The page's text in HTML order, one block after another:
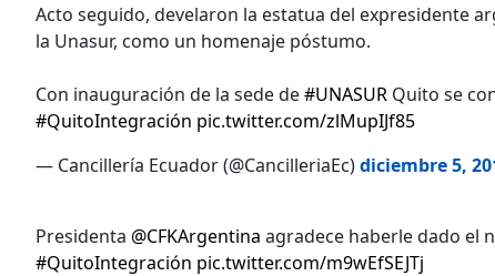
Acto seguido, develaron la estatua del expresidente
la Unasur, como un homenaje póstumo.
Con inauguración de la sede de#UNASUR Quito se
#QuitoIntegración pic.twitter.com/zlMupIJf85
— Cancillería Ecuador (@CancilleriaEc)diciembre 5,
Presidenta @CFKArgentina agradece haberle dado el
#QuitoIntegración pic.twitter.com/m9wEfSEJTj